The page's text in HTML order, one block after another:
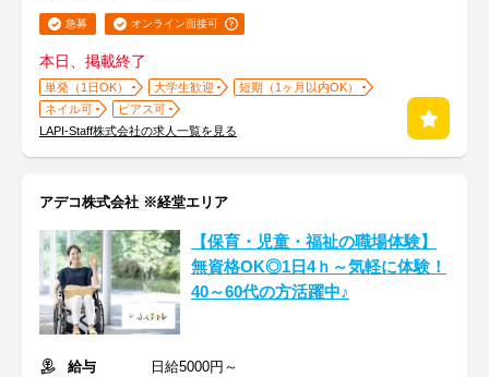
急募 オンライン面接可
本日、掲載終了
単発（1日OK） 大学生歓迎
短期（1ヶ月以内OK）
ネイル可
ピアス可
LAPI-Staff株式会社の求人一覧を見る
アデコ株式会社 ※経堂エリア
【保育・児童・福祉の職場体験】
無資格OK◎1日4ｈ～気軽に体験！
40～60代の方活躍中♪
給与 日給5000円～